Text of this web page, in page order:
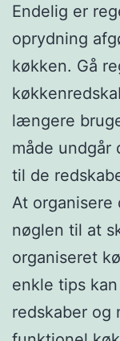
Endelig er
oprydning
køkken. Gå
længere
måde undgår
til de
At organisere
nøglen til at
organiseret
enkle tips
redskaber og